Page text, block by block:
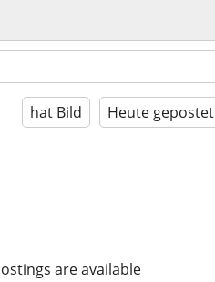
hat Bild Heute gepostet
are available